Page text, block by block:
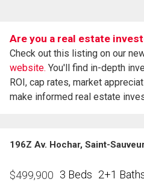
Are you a real estate
Check out this listing on our
website. You'll find in-depth
ROI, cap rates, market
make informed real estate
196Z Av. Hochar, Saint-
$499,900 3 Beds 2+1